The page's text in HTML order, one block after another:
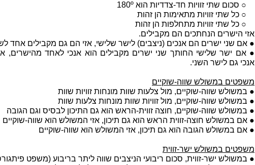
○ סכום שתי זוויות חד-צדדיות הוא 180º
○ כל שתי זוויות מתאימות הן זהות
○ כל שתי זוויות מתחלפות הן זהות
אזי הישרים הנחתכים הם מקבילים.
● אם שני ישרים הם אנכים (ניצבים) לישר שלישי, אזי הם גם מקבילים אחד
● אם ישר שלישי החותך שני ישרים מקבילים הוא אנכי לאחד מהישרים,
אנכי גם לישר השני.
משפטים במשולש שווה-שוקיים
● במשולש שווה-שוקיים, מול צלעות שוות מונחות זוויות שוות
● במשולש שווה-שוקיים, מול זוויות שוות מונחות צלעות שוות
● במשולש שווה-שוקיים, חוצה זווית-הראש הוא גם התיכון לבסיס וגם הגובה
● אם במשולש חוצה-זווית הראש הוא גם תיכון, אזי המשולש הוא שווה-שוקיים
● אם במשולש הגובה הוא גם תיכון, אזי המשולש הוא שווה-שוקיים
משפטים במשולש ישר-זווית
● במשולש ישר-זווית, סכום ריבועי הניצבים שווה ליתר בריבוע (משפט